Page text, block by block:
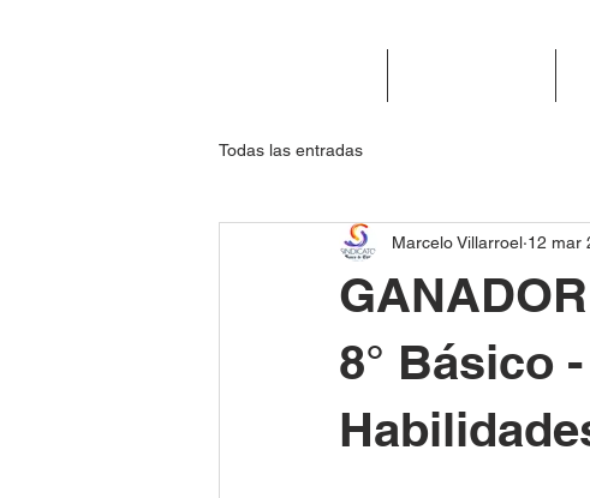
Todas las entradas
8° Básico
Marcelo Villarroel 12 mar